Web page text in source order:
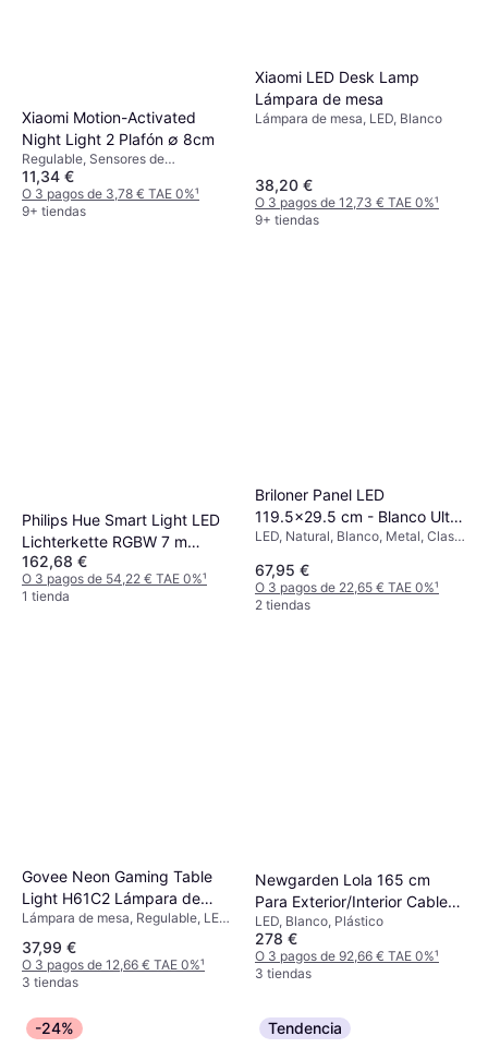
Xiaomi Motion-Activated
Night Light 2 Plafón ∅ 8cm
Regulable, Sensores de
movimiento, Blanco, Plástico
11,34 €
O 3 pagos de 3,78 € TAE 0%¹
9+ tiendas
Xiaomi LED Desk Lamp
Lámpara de mesa
Lámpara de mesa, LED, Blanco
38,20 €
O 3 pagos de 12,73 € TAE 0%¹
9+ tiendas
Philips Hue Smart Light LED
Lichterkette RGBW 7 m
Cadena de Luces
162,68 €
O 3 pagos de 54,22 € TAE 0%¹
1 tienda
Briloner Panel LED
119.5x29.5 cm - Blanco Ultra
Plano Plafón
LED, Natural, Blanco, Metal, Clase
67,95 €
O 3 pagos de 22,65 € TAE 0%¹
2 tiendas
Govee Neon Gaming Table
Light H61C2 Lámpara de
mesa
Lámpara de mesa, Regulable, LED,
37,99 €
O 3 pagos de 12,66 € TAE 0%¹
3 tiendas
Newgarden Lola 165 cm
Para Exterior/Interior Cable
Lámpara de Pie
LED, Blanco, Plástico
278 €
O 3 pagos de 92,66 € TAE 0%¹
3 tiendas
-24% Tendencia